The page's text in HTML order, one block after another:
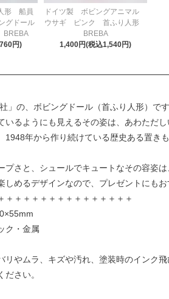
形 船員
グドール
BREBA
円)
ドイツ製 ボビングアニマル
ウサギ ピンク 首ふり人形
BREBA
1,400円(税込1,540円)
」の、ボビングドール（首ふり人形）です
いるようにも見えるその姿は、あわただ
1948年から作り続けている歴史ある置き
プさと、シュールでキュートなその容姿
しめるデザインなので、プレゼントにもお
＋＋＋＋＋＋＋＋＋＋＋＋＋＋＋
ク・金属
リやムラ、キズや汚れ、塗装時のインク
さい。